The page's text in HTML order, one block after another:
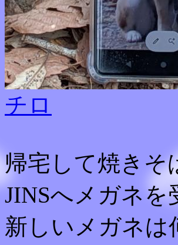
チロ
帰宅して焼きそ
JINSへメガネ
新しいメガネは